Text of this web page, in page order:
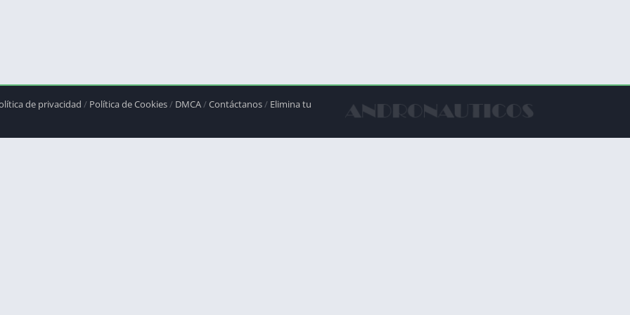
de privacidad / Política de Cookies / DMCA /Contáctanos / Elimina tu